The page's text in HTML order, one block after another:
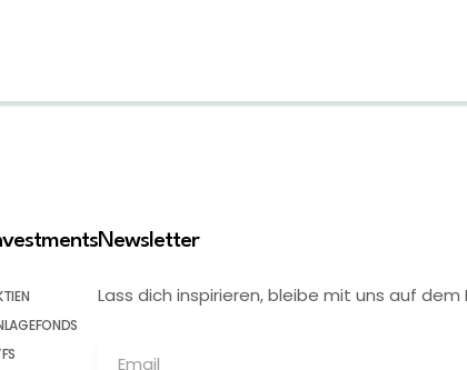
Newsletter
Lass dich inspirieren, bleibe mit uns auf